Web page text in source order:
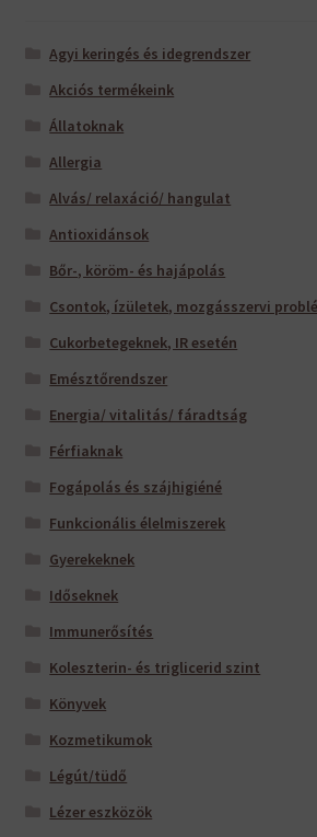
Agyi keringés és idegrendszer
Akciós termékeink
Állatoknak
Allergia
Alvás/ relaxáció/ hangulat
Antioxidánsok
Bőr-, köröm- és hajápolás
Csontok, ízületek, mozgásszervi
Cukorbetegeknek, IR esetén
Emésztőrendszer
Energia/ vitalitás/ fáradtság
Férfiaknak
Fogápolás és szájhigiéné
Funkcionális élelmiszerek
Gyerekeknek
Időseknek
Immunerősítés
Koleszterin- és triglicerid szint
Könyvek
Kozmetikumok
Légút/tüdő
Lézer eszközök